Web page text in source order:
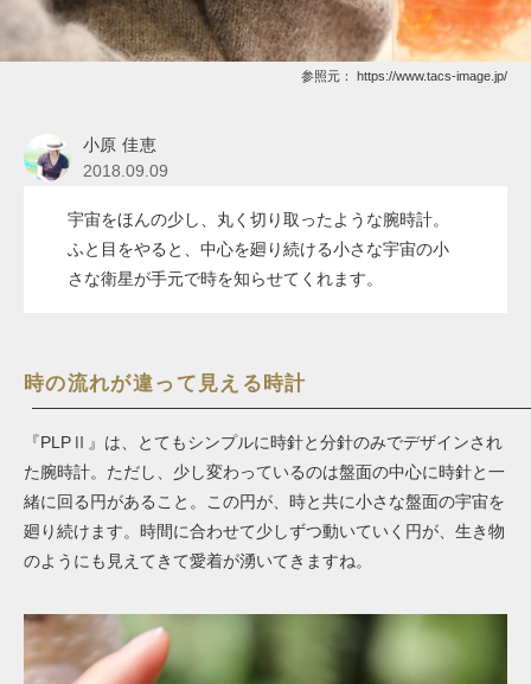
参照元： https://www.tacs-image.jp/
小原 佳恵
2018.09.09
宇宙をほんの少し、丸く切り取ったような腕時計。
ふと目をやると、中心を廻り続ける小さな宇宙の小
さな衛星が手元で時を知らせてくれます。
時の流れが違って見える時計
『PLPⅡ』は、とてもシンプルに時針と分針のみでデザインされ
た腕時計。ただし、少し変わっているのは盤面の中心に時針と一
緒に回る円があること。この円が、時と共に小さな盤面の宇宙を
廻り続けます。時間に合わせて少しずつ動いていく円が、生き物
のようにも見えてきて愛着が湧いてきますね。